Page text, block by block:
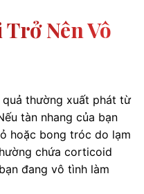
Nên Vô
thường xuất phát từ
tàn nhang của bạn
hoặc bong tróc do lạm
chứa corticoid
đang vô tình làm